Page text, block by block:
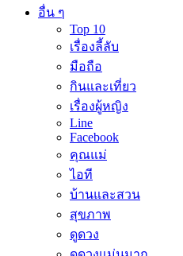
อื่น ๆ
Top 10
เรื่องลี้ลับ
มือถือ
กินและเที่ยว
เรื่องผู้หญิง
Line
Facebook
คุณแม่
ไอที
บ้านและสวน
สุขภาพ
ดูดวง